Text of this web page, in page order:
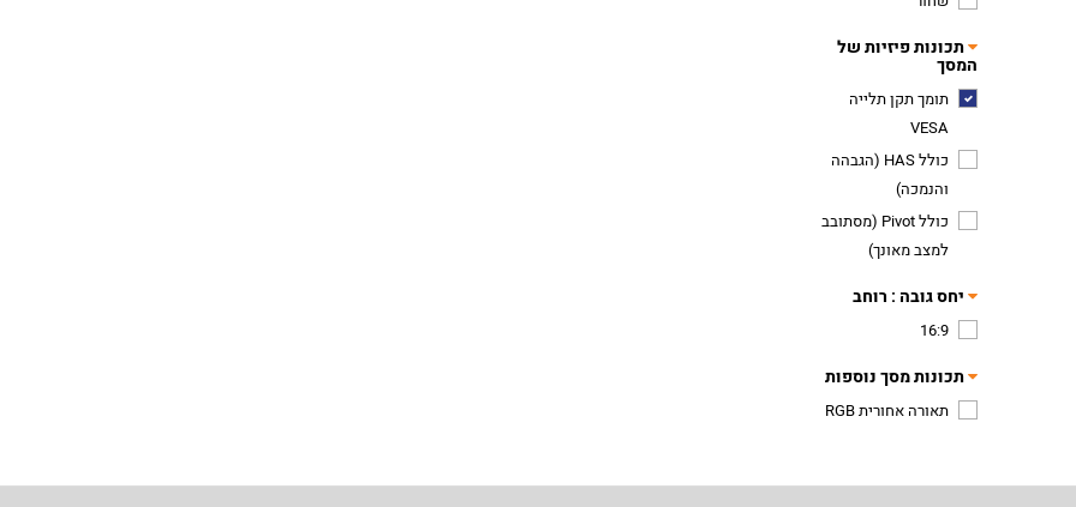
תכונות פיזיות של
המסך
תומך תקן תלייה
VESA
כולל HAS (הגבהה
והנמכה)
כולל Pivot (מסתובב
למצב מאונך)
יחס גובה : רוחב
16:9
תכונות מסך נוספות
תאורה אחורית RGB